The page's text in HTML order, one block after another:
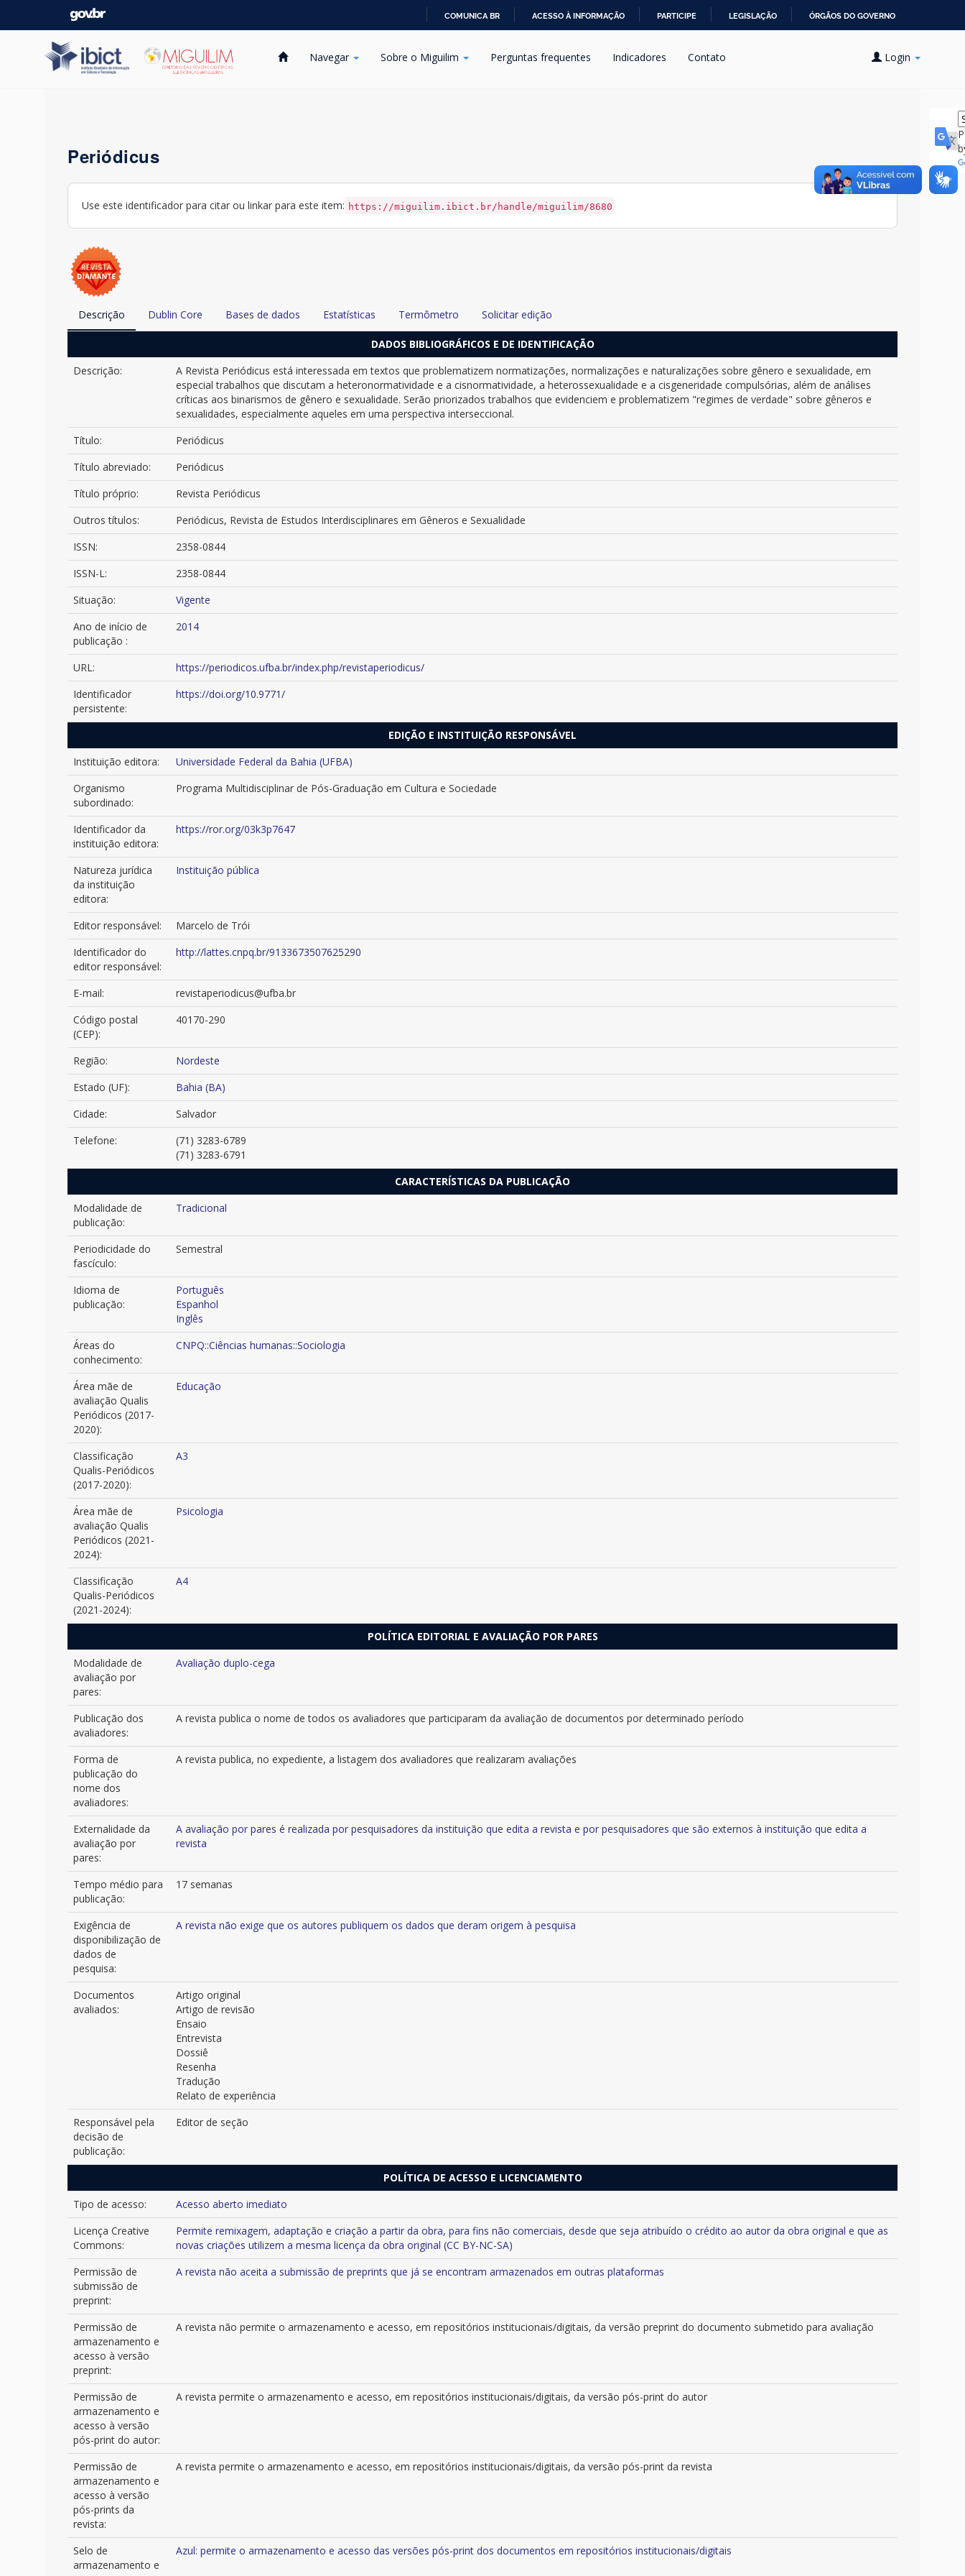
PARA
COMUNICA BR ACESSO À INFORMAÇÃO PARTICIPE LEGISLAÇÃO ÓRGÃOS DO GOVERNO
Navegar Sobre o Miguilim Perguntas frequentes Indicadores Contato Login
Periódicus
Use este identificador para citar ou linkar para este item: https://miguilim.ibict.br/handle/miguilim/8680
Descrição Dublin Core Bases de dados Estatísticas Termômetro Solicitar edição
DADOS BIBLIOGRÁFICOS E DE IDENTIFICAÇÃO
Descrição:
A Revista Periódicus está interessada em textos que problematizem normatizações, normalizações e naturalizações sobre gênero e sexualidade, em
especial trabalhos que discutam a heteronormatividade e a cisnormatividade, a heterossexualidade e a cisgeneridade compulsórias, além de análises
críticas aos binarismos de gênero e sexualidade. Serão priorizados trabalhos que evidenciem e problematizem "regimes de verdade" sobre gêneros e
sexualidades, especialmente aqueles em uma perspectiva interseccional.
Título:
Periódicus
Título abreviado:
Periódicus
Título próprio:
Revista Periódicus
Outros títulos:
Periódicus, Revista de Estudos Interdisciplinares em Gêneros e Sexualidade
ISSN:
2358-0844
ISSN-L:
2358-0844
Situação:
Vigente
Ano de início de
publicação :
2014
URL:
https://periodicos.ufba.br/index.php/revistaperiodicus/
Identificador
persistente:
https://doi.org/10.9771/
EDIÇÃO E INSTITUIÇÃO RESPONSÁVEL
Instituição editora:
Universidade Federal da Bahia (UFBA)
Organismo
subordinado:
Programa Multidisciplinar de Pós-Graduação em Cultura e Sociedade
Identificador da
instituição editora:
https://ror.org/03k3p7647
Natureza jurídica
da instituição
editora:
Instituição pública
Editor responsável:
Marcelo de Trói
Identificador do
editor responsável:
http://lattes.cnpq.br/9133673507625290
E-mail:
revistaperiodicus@ufba.br
Código postal
(CEP):
40170-290
Região:
Nordeste
Estado (UF):
Bahia (BA)
Cidade:
Salvador
Telefone:
(71) 3283-6789
(71) 3283-6791
CARACTERÍSTICAS DA PUBLICAÇÃO
Modalidade de
publicação:
Tradicional
Periodicidade do
fascículo:
Semestral
Idioma de
publicação:
Português
Espanhol
Inglês
Áreas do
conhecimento:
CNPQ::Ciências humanas::Sociologia
Área mãe de
avaliação Qualis
Periódicos (2017-
2020):
Educação
Classificação
Qualis-Periódicos
(2017-2020):
A3
Área mãe de
avaliação Qualis
Periódicos (2021-
2024):
Psicologia
Classificação
Qualis-Periódicos
(2021-2024):
A4
POLÍTICA EDITORIAL E AVALIAÇÃO POR PARES
Modalidade de
avaliação por
pares:
Avaliação duplo-cega
Publicação dos
avaliadores:
A revista publica o nome de todos os avaliadores que participaram da avaliação de documentos por determinado período
Forma de
publicação do
nome dos
avaliadores:
A revista publica, no expediente, a listagem dos avaliadores que realizaram avaliações
Externalidade da
avaliação por
pares:
A avaliação por pares é realizada por pesquisadores da instituição que edita a revista e por pesquisadores que são externos à instituição que edita a
revista
Tempo médio para
publicação:
17 semanas
Exigência de
disponibilização de
dados de
pesquisa:
A revista não exige que os autores publiquem os dados que deram origem à pesquisa
Documentos
avaliados:
Artigo original
Artigo de revisão
Ensaio
Entrevista
Dossiê
Resenha
Tradução
Relato de experiência
Responsável pela
decisão de
publicação:
Editor de seção
POLÍTICA DE ACESSO E LICENCIAMENTO
Tipo de acesso:
Acesso aberto imediato
Licença Creative
Commons:
Permite remixagem, adaptação e criação a partir da obra, para fins não comerciais, desde que seja atribuído o crédito ao autor da obra original e que as
novas criações utilizem a mesma licença da obra original (CC BY-NC-SA)
Permissão de
submissão de
preprint:
A revista não aceita a submissão de preprints que já se encontram armazenados em outras plataformas
Permissão de
armazenamento e
acesso à versão
preprint:
A revista não permite o armazenamento e acesso, em repositórios institucionais/digitais, da versão preprint do documento submetido para avaliação
Permissão de
armazenamento e
acesso à versão
pós-print do autor:
A revista permite o armazenamento e acesso, em repositórios institucionais/digitais, da versão pós-print do autor
Permissão de
armazenamento e
acesso à versão
pós-prints da
revista:
A revista permite o armazenamento e acesso, em repositórios institucionais/digitais, da versão pós-print da revista
Selo de
armazenamento e
Azul: permite o armazenamento e acesso das versões pós-print dos documentos em repositórios institucionais/digitais